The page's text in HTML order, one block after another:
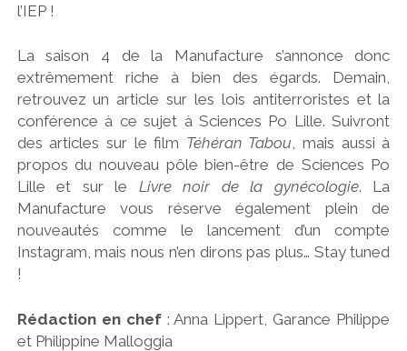
l’IEP !
La saison 4 de la Manufacture s’annonce donc
extrêmement riche à bien des égards. Demain,
retrouvez un article sur les lois antiterroristes et la
conférence à ce sujet à Sciences Po Lille. Suivront
des articles sur le film Téhéran Tabou, mais aussi à
propos du nouveau pôle bien-être de Sciences Po
Lille et sur le Livre noir de la gynécologie. La
Manufacture vous réserve également plein de
nouveautés comme le lancement d’un compte
Instagram, mais nous n’en dirons pas plus… Stay tuned
!
Rédaction en chef: Anna Lippert, Garance Philippe
et Philippine Malloggia